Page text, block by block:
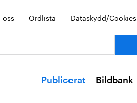
oss Ordlista Dataskydd/Cookies
Publicerat Bildbank